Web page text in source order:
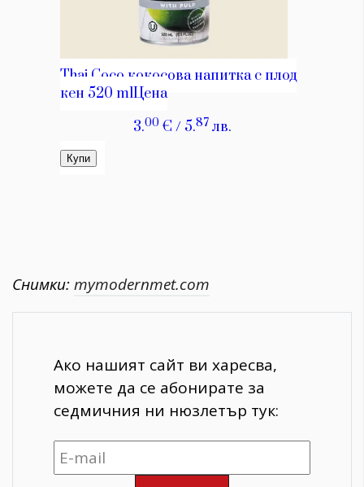
Снимки: mymodernmet.com
Ако нашият сайт ви харесва,
можете да се абонирате за
седмичния ни нюзлетър тук: